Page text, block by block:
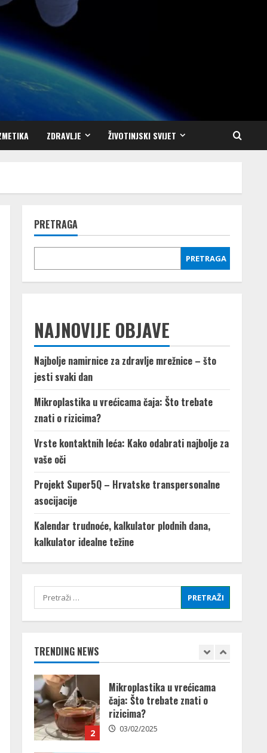
ZDRAVLJE ŽIVOTINJSKI SVIJET
PRETRAGA
PRETRAGA
NAJNOVIJE OBJAVE
Najbolje namirnice za zdravlje mrežnice – što
jesti svaki dan
Mikroplastika u vrećicama čaja: Što trebate
znati o rizicima?
Vrste kontaktnih leća: Kako odabrati najbolje za
vaše oči
Projekt Super5Q – Hrvatske transpersonalne
asocijacije
Kalendar trudnoće, kalkulator plodnih dana,
kalkulator idealne težine
Pretraži:
TRENDING NEWS
2
rizicima?
03/02/2025
3
odabrati najbolje za vaše oči
27/01/2025
transpersonalne asocijacije
09/04/2021
Kalendar trudnoće, kalkulator
plodnih dana, kalkulator
1
2
Mikroplastika u vrećicama
čaja: Što trebate znati o
rizicima?
03/02/2025